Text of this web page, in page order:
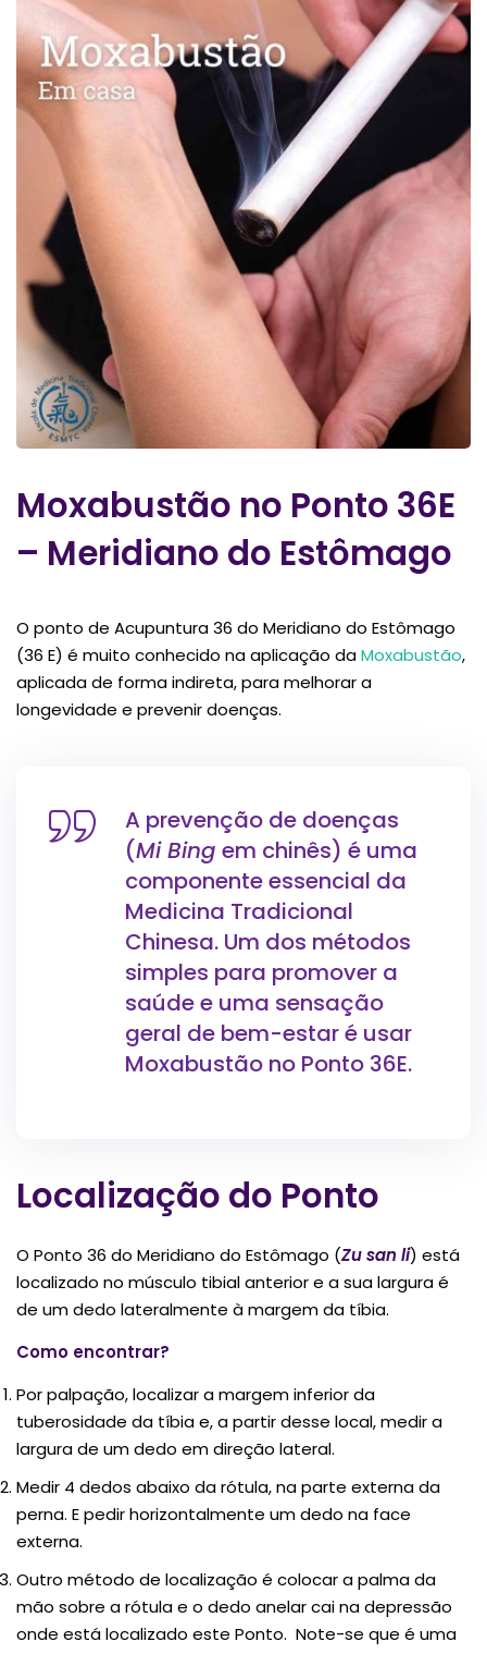
Moxabustão no Ponto 36E
– Meridiano do Estômago
O ponto de Acupuntura 36 do Meridiano do Estômago
(36 E) é muito conhecido na aplicação daMoxabustão,
aplicada de forma indireta, para melhorar a
longevidade e prevenir doenças.
A prevenção de doenças
(Mi Bing em chinês) é uma
componente essencial da
Medicina Tradicional
Chinesa. Um dos métodos
simples para promover a
saúde e uma sensação
geral de bem-estar é usar
Moxabustão no Ponto 36E.
Localização do Ponto
O Ponto 36 do Meridiano do Estômago (Zu san li) está
localizado no músculo tibial anterior e a sua largura é
de um dedo lateralmente à margem da tíbia.
Como encontrar?
Por palpação, localizar a margem inferior da
tuberosidade da tíbia e, a partir desse local, medir a
largura de um dedo em direção lateral.
Medir 4 dedos abaixo da rótula, na parte externa da
perna. E pedir horizontalmente um dedo na face
externa.
Outro método de localização é colocar a palma da
mão sobre a rótula e o dedo anelar cai na depressão
onde está localizado este Ponto. Note-se que é uma